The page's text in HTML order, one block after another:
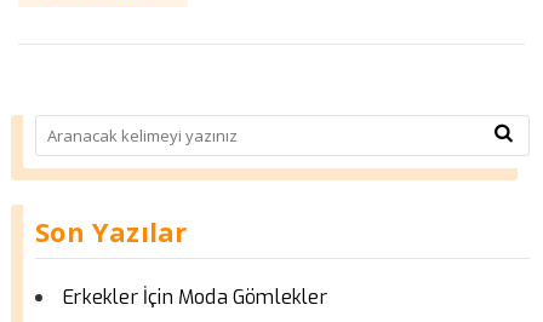
Son Yazılar
Erkekler İçin Moda Gömlekler